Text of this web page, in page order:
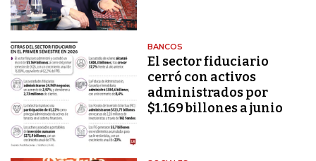
BANCOS
El sector fiduciario
cerró con activos
administrados por
$1.169 billones a junio